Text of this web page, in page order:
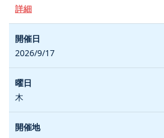
詳細
2026/9/17
木